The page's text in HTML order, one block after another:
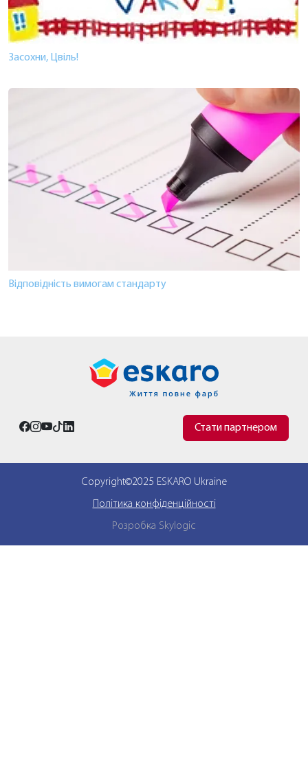
Засохни, Цвіль!
Відповідність вимогам стандарту
Стати партнером
Copyright©2025 ESKARO Ukraine
Політика конфіденційності
Розробка Skylogic